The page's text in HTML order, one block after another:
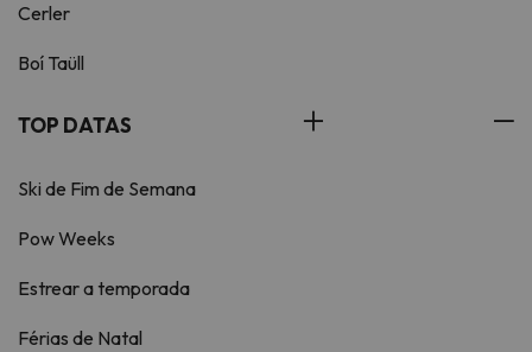
Cerler
Boí Taüll
TOP DATAS
Ski de Fim de Semana
Pow Weeks
Estrear a temporada
Férias de Natal